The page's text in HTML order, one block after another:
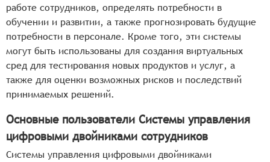
работе сотрудников, определять потребности в
обучении и развитии, а также прогнозировать будущие
потребности в персонале. Кроме того, эти системы
могут быть использованы для создания виртуальных
сред для тестирования новых продуктов и услуг, а
также для оценки возможных рисков и последствий
принимаемых решений.
Основные пользователи Системы управления
цифровыми двойниками сотрудников
Системы управления цифровыми двойниками